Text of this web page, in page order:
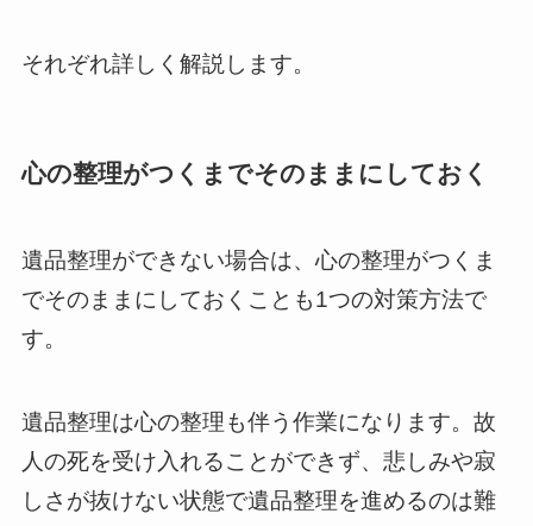
それぞれ詳しく解説します。
心の整理がつくまでそのままにしておく
遺品整理ができない場合は、心の整理がつくま
でそのままにしておくことも1つの対策方法で
す。
遺品整理は心の整理も伴う作業になります。故
人の死を受け入れることができず、悲しみや寂
しさが抜けない状態で遺品整理を進めるのは難